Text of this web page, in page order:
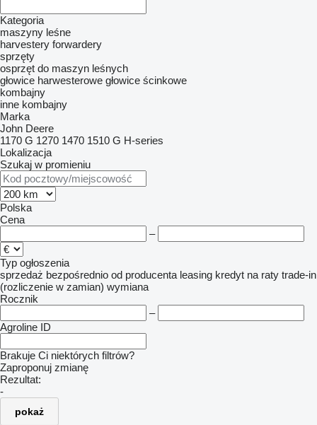
Kategoria
maszyny leśne
harvestery forwardery
sprzęty
osprzęt do maszyn leśnych
głowice harwesterowe głowice ścinkowe
kombajny
inne kombajny
Marka
John Deere
1170 G 1270 1470 1510 G H-series
Lokalizacja
Szukaj w promieniu
Polska
Cena
–
Typ ogłoszenia
sprzedaż bezpośrednio od producenta leasing kredyt na raty trade-in
(rozliczenie w zamian) wymiana
Rocznik
–
Agroline ID
Brakuje Ci niektórych filtrów?
Zaproponuj zmianę
Rezultat:
-
pokaż